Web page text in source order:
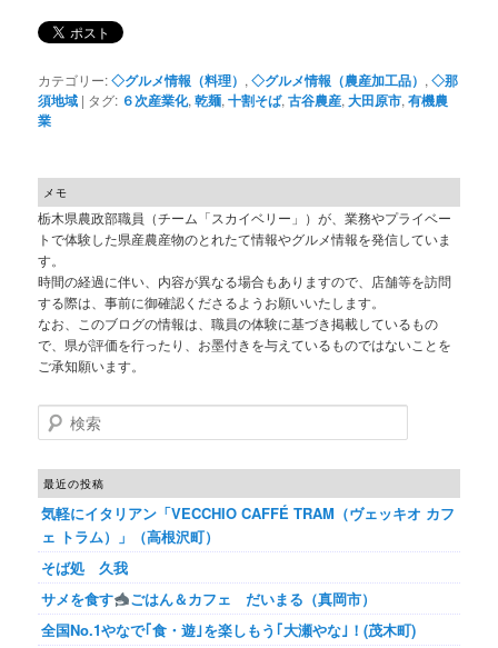
カテゴリー:◇グルメ情報（料理） ,◇グルメ情報（農産加工品） ,◇那
須地域 | タグ: ６次産業化,乾麺,十割そば,古谷農産,大田原市,有機農
業
メモ
栃木県農政部職員（チーム「スカイベリー」）が、業務やプライベー
トで体験した県産農産物のとれたて情報やグルメ情報を発信していま
す。
時間の経過に伴い、内容が異なる場合もありますので、店舗等を訪問
する際は、事前に御確認くださるようお願いいたします。
なお、このブログの情報は、職員の体験に基づき掲載しているもの
で、県が評価を行ったり、お墨付きを与えているものではないことを
ご承知願います。
検索
最近の投稿
気軽にイタリアン「VECCHIO CAFFÉ TRAM（ヴェッキオ カフ
ェ トラム）」（高根沢町）
そば処 久我
サメを食す
ごはん＆カフェ だいまる（真岡市）
全国No.1やなで｢食・遊｣を楽しもう｢大瀬やな｣！(茂木町)